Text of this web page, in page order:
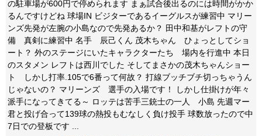
の駐車場が600円で停められます まぁ試合後出るのには時間がかか
るんですけどね 球場IN ビジターであるイーグルスが練習中 マリー
ンズ先発が左腕の小島なので先発あるか？ 田中和基がレフトの守
備 真剣に練習中 名手 辰己くん 茂木ちゃん ひょっとしてショ
ート？ 外のステージにいたキャラクターたち 場内を行進中 本日
のスタメン レフトは西川でした そしてまさかの茂木ちゃんショー
ト しかし打率.105で6番って何故？ 打線ブッチブチ切っちゃうん
じゃないの？ マリーンズ 選手の入場です！ しかし仕掛けが年々
派手になってきてる～ ロッテは苦手三銃士の一人 小島 先週マー
君と投げ合って139球の熱投もむなしく負け投手 球数放ったので中
7日での登板です ...